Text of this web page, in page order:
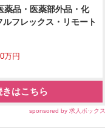
薬品・医薬部外品・化
フレックス・リモート
万円
きはこちら
sponsored by 求人ボックス